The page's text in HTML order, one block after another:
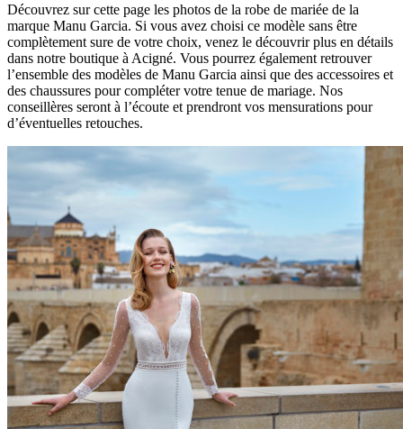
Découvrez sur cette page les photos de la robe de mariée de la
marque Manu Garcia. Si vous avez choisi ce modèle sans être
complètement sure de votre choix, venez le découvrir plus en détails
dans notre boutique à Acigné. Vous pourrez également retrouver
l’ensemble des modèles de Manu Garcia ainsi que des accessoires et
des chaussures pour compléter votre tenue de mariage. Nos
conseillères seront à l’écoute et prendront vos mensurations pour
d’éventuelles retouches.